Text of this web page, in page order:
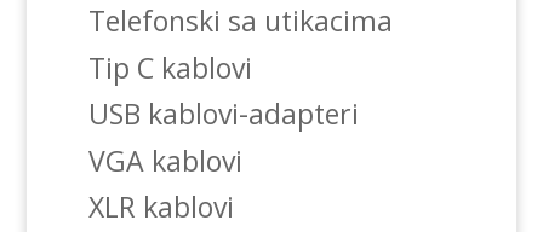
Telefonski sa utikacima
Tip C kablovi
USB kablovi-adapteri
VGA kablovi
XLR kablovi